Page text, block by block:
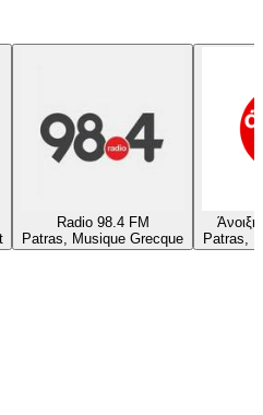
Radio 98.4 FM
Patras, Musique Grecque
Patras,